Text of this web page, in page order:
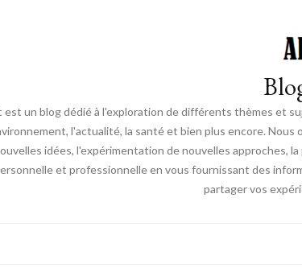
est un blog dédié à l'exploration de différents thèmes et
l'actualité, la santé et bien plus encore.
idées, l'expérimentation de nouvelles approches,
et professionnelle en vous fournissant des
partager vos